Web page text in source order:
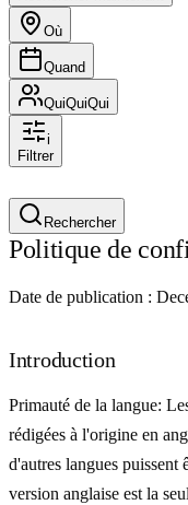
Où
Quand
QuiQuiQui
i
Filtrer
Rechercher
Politique de
Date de publication :
Introduction
Primauté de la langue:
rédigées à l'origine en
d'autres langues puissent
version anglaise est la